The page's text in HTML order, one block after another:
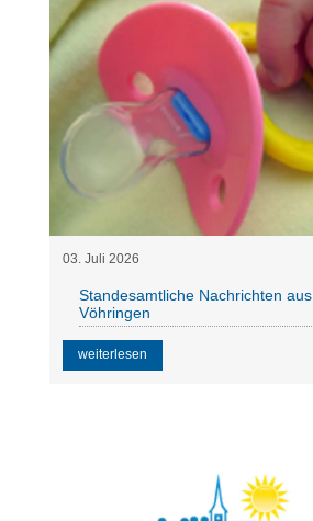
03 Juli 2026
Standesamtliche Nachrichten aus
Vöhringen
weiterlesen